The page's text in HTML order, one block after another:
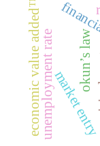
market
unemployment rate okun’s law
economic value added™